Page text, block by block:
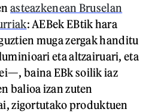
asteazkenean Bruselan
: AEBek EBtik hara
muga zergak handitu
eta altzairuari, eta
baina EBk soilik iaz
balioa izan zuten
zigortutako produktuen